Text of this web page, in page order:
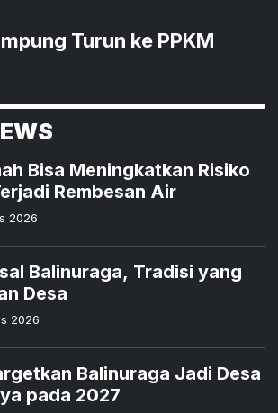
Turun ke PPKM
Bisa Meningkatkan Risiko
Rembesan Air
2026
Balinuraga, Tradisi yang
Desa
2026
Balinuraga Jadi Desa
pada 2027